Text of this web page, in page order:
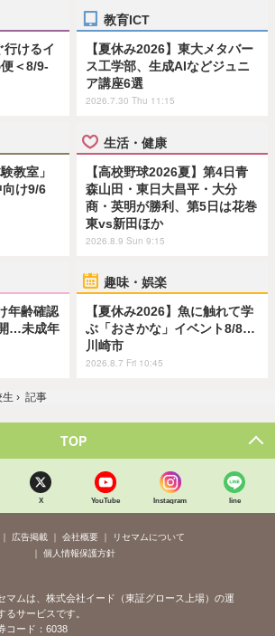
行けるイ
＜8/9-
教育ICT
【夏休み2026】東大メタバー
ス工学部、生成AIなどジュニ
ア講座6選
2026.7.30 Thu 11:15
教室」
け9/6
生活・健康
【高校野球2026夏】第4日青
森山田・東日大昌平・大分
商・英明が勝利、第5日は花巻
東vs新田ほか
2026.8.9 Sun 9:15
年齢確認
…未成年
趣味・娯楽
【夏休み2026】魚に触れて学
ぶ「おさかな」イベント8/8…
川崎市
2026.8.7 Fri 10:45
生 › 記事
TOP
X YouTube Instagram line
広告掲載 会社概要
リセマムについて
個人情報保護方針
マムは、株式会社イード（東証グロース上場）の運
るサービスです。
コード：6038